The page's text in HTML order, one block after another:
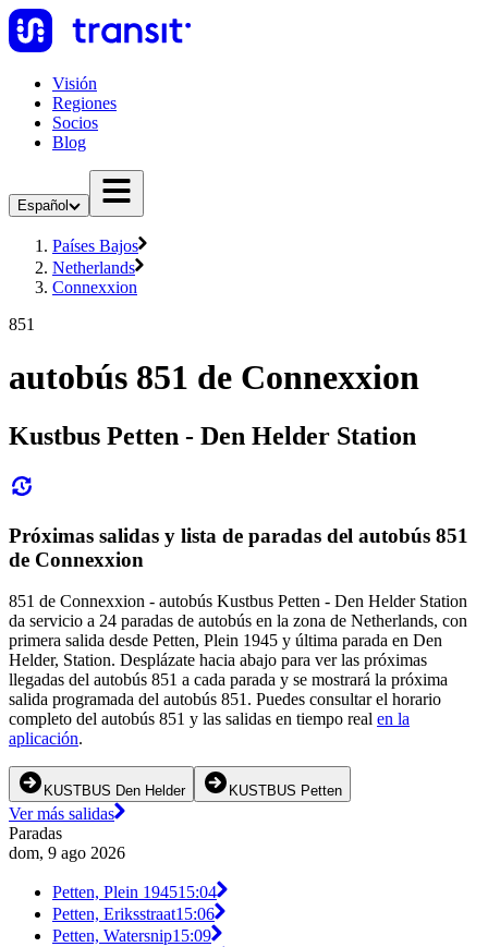
Visión
Regiones
Socios
Blog
Español
Países Bajos
Netherlands
Connexxion
851
autobús 851 de Connexxion
Kustbus Petten - Den Helder Station
Próximas salidas y lista de paradas del autobús 851
de Connexxion
851 de Connexxion - autobús Kustbus Petten - Den Helder Station
da servicio a 24 paradas de autobús en la zona de Netherlands, con
primera salida desde Petten, Plein 1945 y última parada en Den
Helder, Station. Desplázate hacia abajo para ver las próximas
llegadas del autobús 851 a cada parada y se mostrará la próxima
salida programada del autobús 851. Puedes consultar el horario
completo del autobús 851 y las salidas en tiempo real en la
aplicación.
KUSTBUS Den Helder KUSTBUS Petten
Ver más salidas
Paradas
dom, 9 ago 2026
Petten, Plein 194515:04
Petten, Eriksstraat15:06
Petten, Watersnip15:09